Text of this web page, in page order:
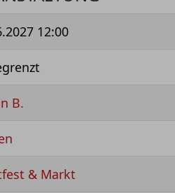
12:00
B.
& Markt